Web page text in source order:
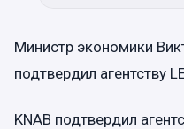
Министр экономики
подтвердил агентству
KNAB подтвердил